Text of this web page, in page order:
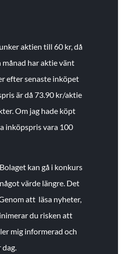
aktien till 60 kr, då
har aktie vänt
efter senaste inköpet
är då 73.90 kr/aktie
Om jag hade köpt
inköpspris vara 100
kan gå i konkurs
värde längre. Det
att läsa nyheter,
du risken att
mig informerad och
dag.